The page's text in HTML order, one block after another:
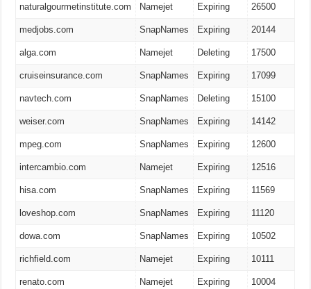
naturalgourmetinstitute.com Namejet Expiring 26500
medjobs.com SnapNames Expiring 20144
alga.com Namejet Deleting 17500
cruiseinsurance.com SnapNames Expiring 17099
navtech.com SnapNames Deleting 15100
weiser.com SnapNames Expiring 14142
mpeg.com SnapNames Expiring 12600
intercambio.com Namejet Expiring 12516
hisa.com SnapNames Expiring 11569
loveshop.com SnapNames Expiring 11120
dowa.com SnapNames Expiring 10502
richfield.com Namejet Expiring 10111
renato.com Namejet Expiring 10004